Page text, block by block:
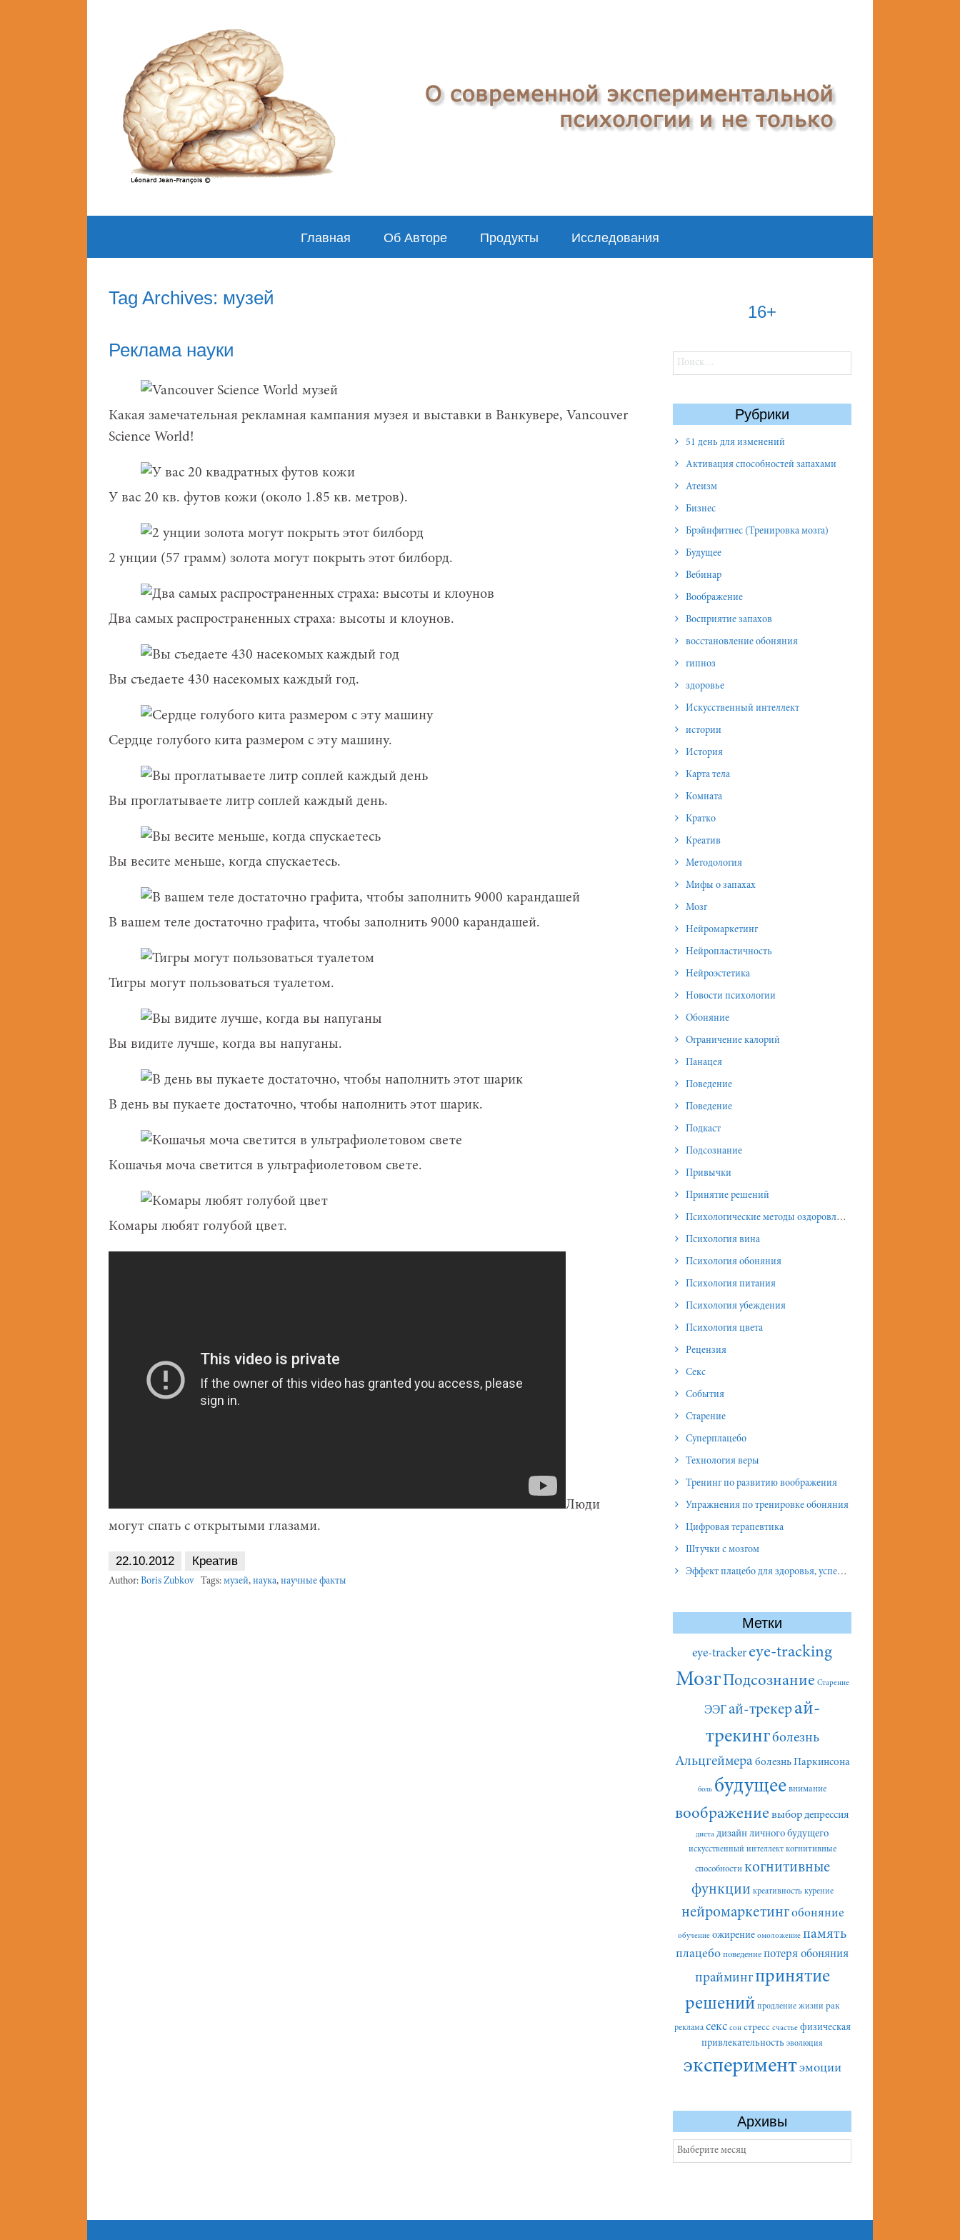
Главная Об Авторе Продукты Исследования
Tag Archives: музей
Реклама науки
Какая замечательная рекламная кампания музея и выставки в Ванкувере, Vancouver
Science World!
У вас 20 кв. футов кожи (около 1.85 кв. метров).
2 унции (57 грамм) золота могут покрыть этот билборд.
Два самых распространенных страха: высоты и клоунов.
Вы съедаете 430 насекомых каждый год.
Сердце голубого кита размером с эту машину.
Вы проглатываете литр соплей каждый день.
Вы весите меньше, когда спускаетесь.
В вашем теле достаточно графита, чтобы заполнить 9000 карандашей.
Тигры могут пользоваться туалетом.
Вы видите лучше, когда вы напуганы.
В день вы пукаете достаточно, чтобы наполнить этот шарик.
Кошачья моча светится в ультрафиолетовом свете.
Комары любят голубой цвет.
Люди
могут спать с открытыми глазами.
22.10.2012 Креатив
Author: Boris Zubkov Tags: музей, наука, научные факты
16+
Найти:
Рубрики
51 день для изменений
Активация способностей запахами
Атеизм
Бизнес
Брэйнфитнес (Тренировка мозга)
Будущее
Вебинар
Воображение
Восприятие запахов
восстановление обоняния
гипноз
здоровье
Искусственный интеллект
истории
История
Карта тела
Комната
Кратко
Креатив
Методология
Мифы о запахах
Мозг
Нейромаркетинг
Нейропластичность
Нейроэстетика
Новости психологии
Обоняние
Ограничение калорий
Панацея
Поведение
Поведение
Подкаст
Подсознание
Привычки
Принятие решений
Психологические методы оздоровления и омоложения
Психология вина
Психология обоняния
Психология питания
Психология убеждения
Психология цвета
Рецензия
Секс
События
Старение
Суперплацебо
Технология веры
Тренинг по развитию воображения
Упражнения по тренировке обоняния
Цифровая терапевтика
Штучки с мозгом
Эффект плацебо для здоровья, успеха и отношений
Метки
eye-tracker eye-tracking
МозгПодсознание Старение
ЭЭГай-трекерай-
трекингболезнь
Альцгеймера болезнь Паркинсона
боль будущее внимание
воображение выбор депрессия
диета дизайн личного будущего
искусственный интеллект когнитивные
способности когнитивные
функции креативность курение
нейромаркетингобоняние
обучение ожирение омоложение память
плацебо поведение потеря обоняния
праймингпринятие
решений продление жизни рак
реклама секс сон стресс счастье физическая
привлекательность эволюция
экспериментэмоции
Архивы
Архивы